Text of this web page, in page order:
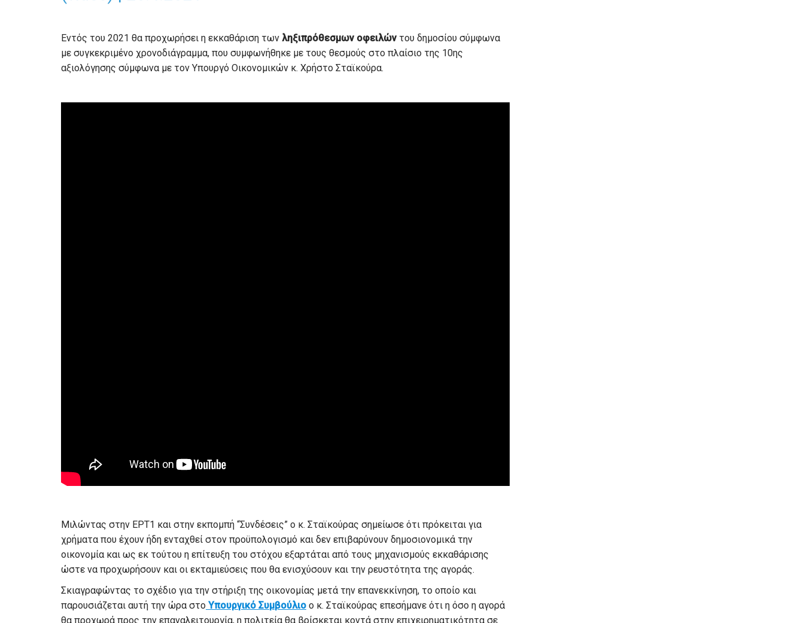
Εντός του 2021 θα προχωρήσει η εκκαθάριση των ληξιπρόθεσμων οφειλών του δημοσίου σύμφωνα
με συγκεκριμένο χρονοδιάγραμμα, που συμφωνήθηκε με τους θεσμούς στο πλαίσιο της 10ης
αξιολόγησης σύμφωνα με τον Υπουργό Οικονομικών κ. Χρήστο Σταϊκούρα.
Μιλώντας στην ΕΡΤ1 και στην εκπομπή “Συνδέσεις” ο κ. Σταϊκούρας σημείωσε ότι πρόκειται για
χρήματα που έχουν ήδη ενταχθεί στον προϋπολογισμό και δεν επιβαρύνουν δημοσιονομικά την
οικονομία και ως εκ τούτου η επίτευξη του στόχου εξαρτάται από τους μηχανισμούς εκκαθάρισης
ώστε να προχωρήσουν και οι εκταμιεύσεις που θα ενισχύσουν και την ρευστότητα της αγοράς.
Σκιαγραφώντας το σχέδιο για την στήριξη της οικονομίας μετά την επανεκκίνηση, το οποίο και
παρουσιάζεται αυτή την ώρα στο Υπουργικό Συμβούλιο ο κ. Σταϊκούρας επεσήμανε ότι η όσο η αγορά
θα προχωρά προς την επαναλειτουργία, η πολιτεία θα βρίσκεται κοντά στην επιχειρηματικότητα σε